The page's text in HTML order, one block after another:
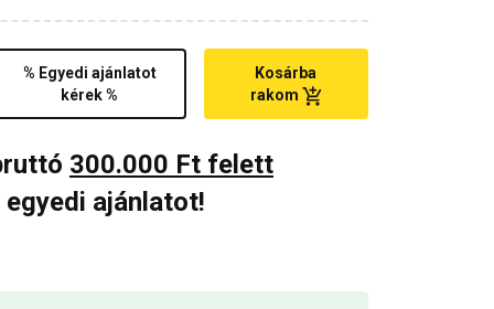
% Egyedi ajánlatot
kérek %
Kosárba
rakom
300.000 Ft felett
ajánlatot!